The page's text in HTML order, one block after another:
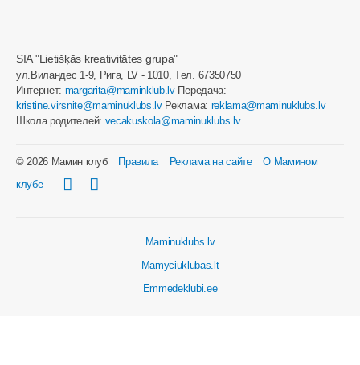
SIA "Lietišķās kreativitātes grupa"
ул.Виландес 1-9, Рига, LV - 1010, Tел. 67350750
Интернет: margarita@maminklub.lvПередача:
kristine.virsnite@maminuklubs.lvРеклама: reklama@maminuklubs.lv
Школа родителей: vecakuskola@maminuklubs.lv
© 2026 Мамин клуб Правила Реклама на сайте
О Мамином
клубе
Maminuklubs.lv
Mamyciuklubas.lt
Emmedeklubi.ee